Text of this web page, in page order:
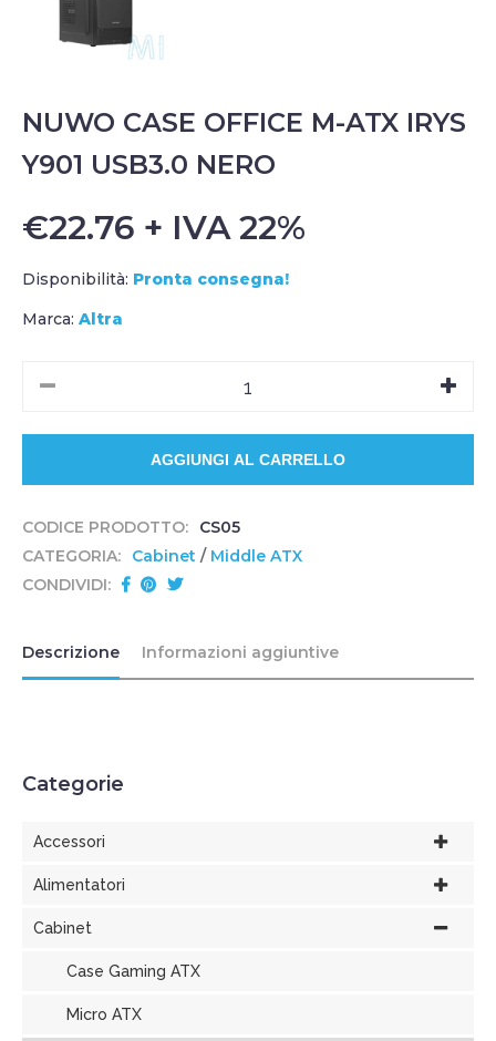
NUWO CASE OFFICE M-ATX IRYS
Y901 USB3.0 NERO
€22.76 + IVA 22%
Disponibilità: Pronta consegna!
Marca: Altra
CODICE PRODOTTO:
CS05
CATEGORIA:
Cabinet / Middle ATX
CONDIVIDI:
Descrizione Informazioni aggiuntive
Categorie
Accessori
Alimentatori
Cabinet
Case Gaming ATX
Micro ATX